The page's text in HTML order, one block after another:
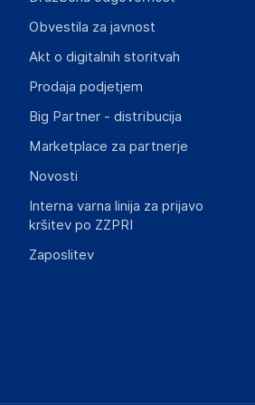
Mary Kingsleystraat 1, 5928 SK
The Netherlands
Slike o varnosti izdelka
Slike o varnosti izdelka vsebujejo
Obvestila za javnost
Akt o digitalnih storitvah
Prodaja podjetjem
Big Partner - distribucija
Marketplace za partnerje
Novosti
Interna varna linija za prijavo
kršitev po ZZPRI
Zaposlitev